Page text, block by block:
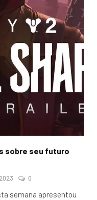
sobre seu futuro
0
semana apresentou